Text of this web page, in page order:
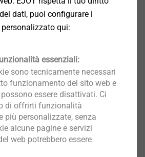
del rinforzo in acciaio fino a
in plastica
il fissaggio di guarnizioni
con avvitatori
facilitano il
della testa della vite nel PVC
allo scasso (RC2)
dati, puoi configurare i
qui:
essenziali:
sono tecnicamente necessari
funzionamento del sito web e
essere disattivati. Ci
di offrirti funzionalità
più personalizzate, senza
alcune pagine e servizi
web potrebbero essere